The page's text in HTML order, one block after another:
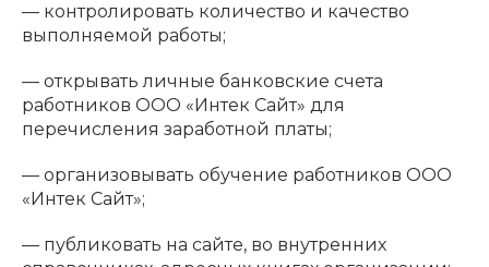
— контролировать количество и качество
выполняемой работы;
— открывать личные банковские счета
работников ООО «Интек Сайт» для
перечисления заработной платы;
— организовывать обучение работников ООО
«Интек Сайт»;
— публиковать на сайте, во внутренних